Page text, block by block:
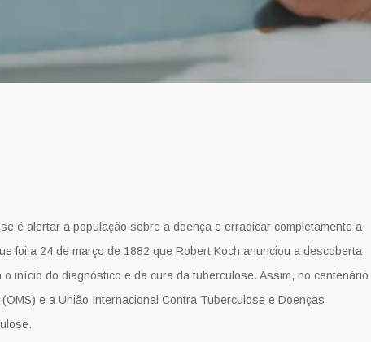
é alertar a população sobre a doença e erradicar completamente a
foi a 24 de março de 1882 que Robert Koch anunciou a descoberta
início do diagnóstico e da cura da tuberculose. Assim, no centenário
e a União Internacional Contra Tuberculose e Doenças